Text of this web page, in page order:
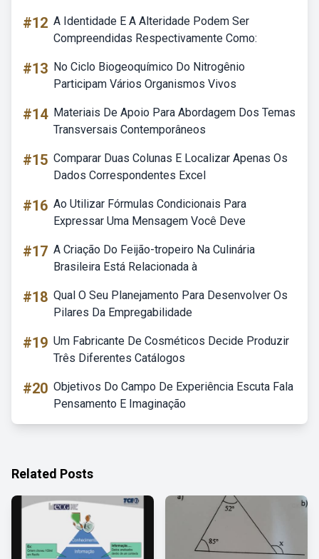
#12 A Identidade E A Alteridade Podem Ser
Compreendidas Respectivamente Como:
#13 No Ciclo Biogeoquímico Do Nitrogênio
Participam Vários Organismos Vivos
#14 Materiais De Apoio Para Abordagem Dos Temas
Transversais Contemporâneos
#15 Comparar Duas Colunas E Localizar Apenas Os
Dados Correspondentes Excel
#16 Ao Utilizar Fórmulas Condicionais Para
Expressar Uma Mensagem Você Deve
#17 A Criação Do Feijão-tropeiro Na Culinária
Brasileira Está Relacionada à
#18 Qual O Seu Planejamento Para Desenvolver Os
Pilares Da Empregabilidade
#19 Um Fabricante De Cosméticos Decide Produzir
Três Diferentes Catálogos
#20 Objetivos Do Campo De Experiência Escuta Fala
Pensamento E Imaginação
Related Posts